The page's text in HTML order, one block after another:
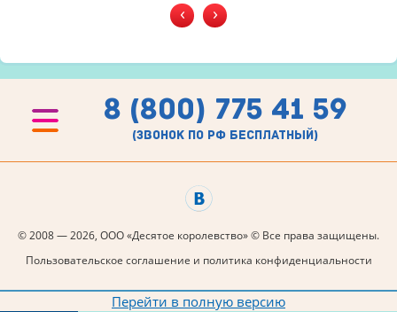
‹ ›
8 (800) 775 41 59
(звонок по рф бесплатный)
© 2008 — 2026, ООО «Десятое королевство» © Все права защищены.
Пользовательское соглашение и политика конфиденциальности
Перейти в полную версию